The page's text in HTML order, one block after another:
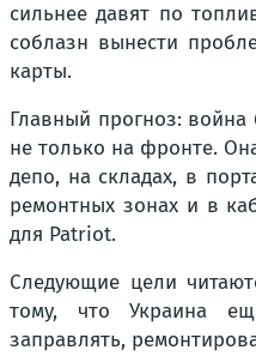
сильнее давят по
соблазн вынести
карты.
Главный прогноз:
не только на фронте.
депо, на складах, в
ремонтных зонах и в
для Patriot.
Следующие цели
тому, что Украина
заправлять,